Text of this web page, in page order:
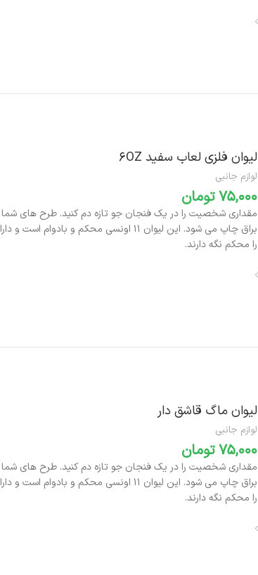
لیوان فلزی لعاب سفید 6OZ
لوازم جانبی
تومان
را محکم نگه دارند.
لیوان ماگ قاشق دار
لوازم جانبی
تومان
را محکم نگه دارند.